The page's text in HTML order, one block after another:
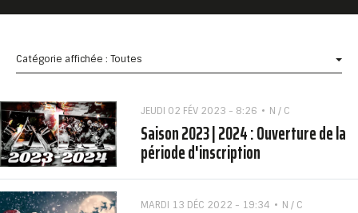
Catégorie affichée : Toutes
JEUDI 02 FÉV 2023 - 8:26 N / C
Saison 2023 | 2024 : Ouverture de la
période d'inscription
MARDI 13 DÉC 2022 - 19:34 N / C